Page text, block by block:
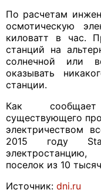
По расчетам
осмотическую
киловатт в час.
станций на
солнечной или
оказывать
станции.
Как
существующего
электричеством
2015 году
поселок из 10
Источник: dni.ru